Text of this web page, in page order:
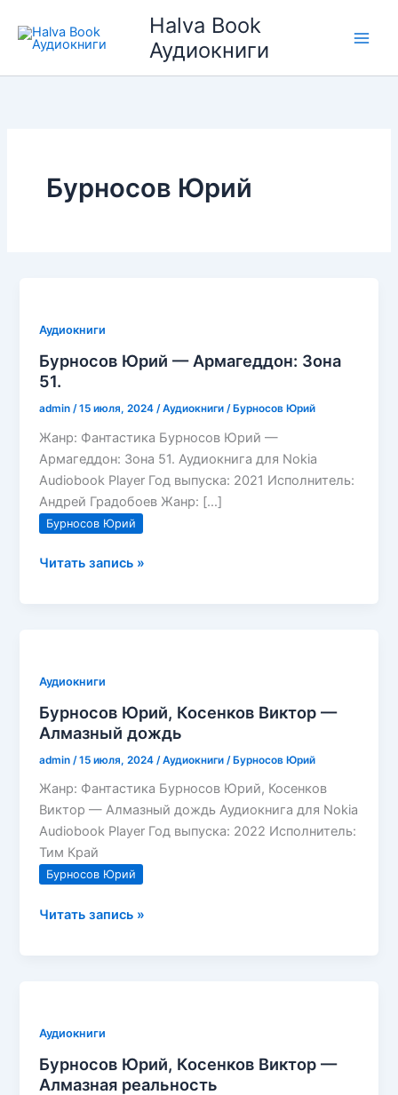
содержимому
Halva Book
Аудиокниги
Бурносов Юрий
Аудиокниги
Бурносов Юрий — Армагеддон: Зона
51.
admin /15 июля, 2024 /Аудиокниги /Бурносов Юрий
Жанр: Фантастика Бурносов Юрий —
Армагеддон: Зона 51. Аудиокнига для Nokia
Audiobook Player Год выпуска: 2021 Исполнитель:
Андрей Градобоев Жанр: […]
Бурносов Юрий
Бурносов
Читать запись »
Аудиокниги
Бурносов Юрий, Косенков Виктор —
Алмазный дождь
admin /15 июля, 2024 /Аудиокниги /Бурносов Юрий
Жанр: Фантастика Бурносов Юрий, Косенков
Виктор — Алмазный дождь Аудиокнига для Nokia
Audiobook Player Год выпуска: 2022 Исполнитель:
Тим Край
Бурносов Юрий
Бурносов
дождь
Читать запись »
Аудиокниги
Бурносов Юрий, Косенков Виктор —
Алмазная реальность